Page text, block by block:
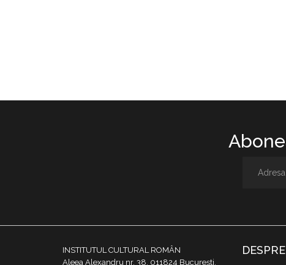
INSTITUTUL CULTURAL ROMÂN
Aleea Alexandru nr. 38, 011824 București,